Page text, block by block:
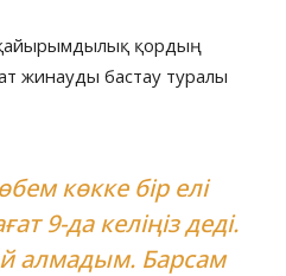
қордың
жинауды бастау туралы
көкке бір елі
9-да келіңіз деді.
алмадым. Барсам